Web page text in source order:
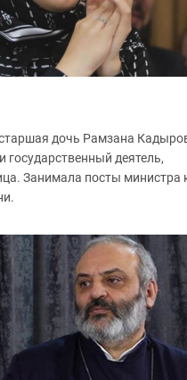
дочь Рамзана
государственный деятель,
Занимала посты министра